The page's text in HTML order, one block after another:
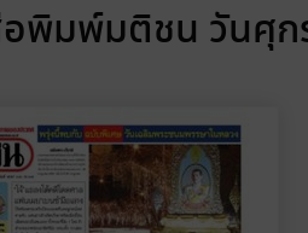
พิมพ์มติชน วันศุก